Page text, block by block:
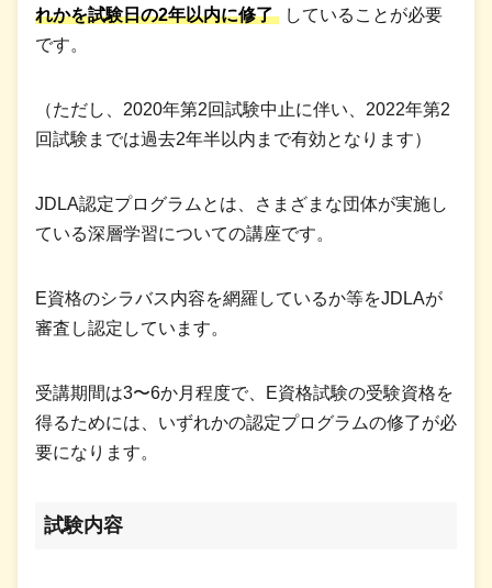
れかを試験日の2年以内に修了
していることが必要
です。
（ただし、2020年第2回試験中止に伴い、2022年第2
回試験までは過去2年半以内まで有効となります）
JDLA認定プログラムとは、さまざまな団体が実施し
ている深層学習についての講座です。
E資格のシラバス内容を網羅しているか等をJDLAが
審査し認定しています。
受講期間は3〜6か月程度で、E資格試験の受験資格を
得るためには、いずれかの認定プログラムの修了が必
要になります。
試験内容